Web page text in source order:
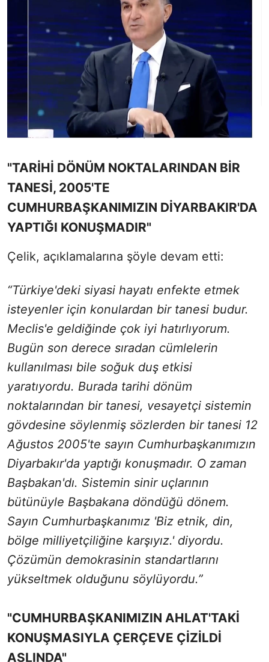
"TARİHİ DÖNÜM NOKTALARINDAN BİR
TANESİ, 2005'TE
CUMHURBAŞKANIMIZIN DİYARBAKIR'DA
YAPTIĞI KONUŞMADIR"
Çelik, açıklamalarına şöyle devam etti:
“Türkiye'deki siyasi hayatı enfekte etmek
isteyenler için konulardan bir tanesi budur.
Meclis'e geldiğinde çok iyi hatırlıyorum.
Bugün son derece sıradan cümlelerin
kullanılması bile soğuk duş etkisi
yaratıyordu. Burada tarihi dönüm
noktalarından bir tanesi, vesayetçi sistemin
gövdesine söylenmiş sözlerden bir tanesi 12
Ağustos 2005'te sayın Cumhurbaşkanımızın
Diyarbakır'da yaptığı konuşmadır. O zaman
Başbakan'dı. Sistemin sinir uçlarının
bütünüyle Başbakana döndüğü dönem.
Sayın Cumhurbaşkanımız 'Biz etnik, din,
bölge milliyetçiliğine karşıyız.' diyordu.
Çözümün demokrasinin standartlarını
yükseltmek olduğunu söylüyordu.”
"CUMHURBAŞKANIMIZIN AHLAT'TAKİ
KONUŞMASIYLA ÇERÇEVE ÇİZİLDİ
ASLINDA"